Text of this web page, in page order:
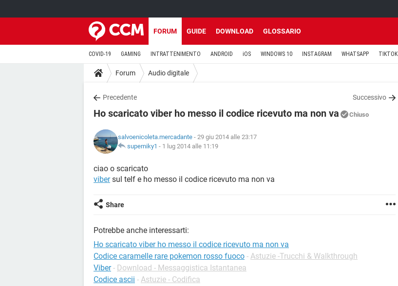
FORUM GUIDE DOWNLOAD GLOSSARIO
COVID-19 GAMING INTRATTENIMENTO ANDROID iOS WINDOWS 10 INSTAGRAM WHATSAPP TIKTOK
Forum Audio digitale
Precedente Successivo
Ho scaricato viber ho messo il codice ricevuto ma non va Chiuso
salvoenicoleta.mercadante - 29 giu 2014 alle 23:17
superniky1 - 1 lug 2014 alle 11:19
ciao o scaricato
vibersul telf e ho messo il codice ricevuto ma non va
Share
Potrebbe anche interessarti:
Ho scaricato viber ho messo il codice ricevuto ma non va
Codice caramelle rare pokemon rosso fuoco - Astuzie -Trucchi & Walkthrough
Viber - Download - Messaggistica Istantanea
Codice ascii - Astuzie - Codifica